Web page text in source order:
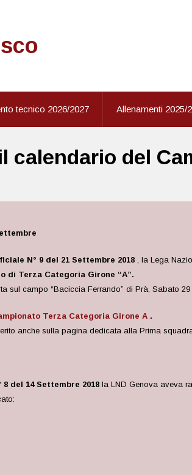
tecnico 2026/2027 Allenamenti 2025/
calendario del
N° 9 del 21 Settembre 2018 , la Lega
di Terza Categoria Girone “A”.
sul campo “Baciccia Ferrando” di Prà, Sabato
Terza Categoria Girone A .
anche sulla pagina dedicata alla Prima
del 14 Settembre 2018 la LND Genova aveva